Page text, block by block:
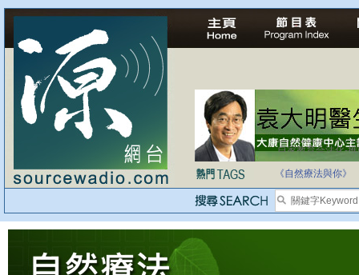
法治社會並不等同
自家教育合法化-
《自然療法與你》